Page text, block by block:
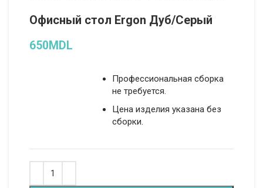
Офисный стол Ergon Дуб/Серый
650MDL
Профессиональная сборка
не требуется.
Цена изделия указана без
сборки.
Alternative: